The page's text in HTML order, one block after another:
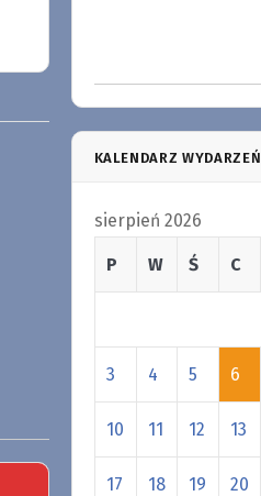
KALENDARZ WYDARZEŃ
sierpień 2026
P W Ś C
3 4 5 6
10 11 12 13
17 18 19 20